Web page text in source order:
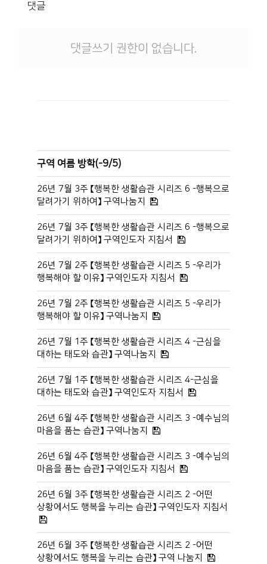
댓글
댓글쓰기 권한이 없습니다.
구역 여름 방학(-9/5)
26년 7월 3주 【행복한 생활습관 시리즈 6 -행복으로
달려가기 위하여】 구역나눔지
26년 7월 3주 【행복한 생활습관 시리즈 6 -행복으로
달려가기 위하여】 구역인도자 지침서
26년 7월 2주 【행복한 생활습관 시리즈 5 -우리가
행복해야 할 이유】 구역인도자 지침서
26년 7월 2주 【행복한 생활습관 시리즈 5 -우리가
행복해야 할 이유】 구역나눔지
26년 7월 1주 【행복한 생활습관 시리즈 4 -근심을
대하는 태도와 습관】 구역나눔지
26년 7월 1주 【행복한 생활습관 시리즈 4-근심을
대하는 태도와 습관】 구역인도자 지침서
26년 6월 4주 【행복한 생활습관 시리즈 3 -예수님의
마음을 품는 습관】 구역나눔지
26년 6월 4주 【행복한 생활습관 시리즈 3 -예수님의
마음을 품는 습관】 구역인도자 지침서
26년 6월 3주 【행복한 생활습관 시리즈 2 -어떤
상황에서도 행복을 누리는 습관】 구역인도자 지침서
26년 6월 3주 【행복한 생활습관 시리즈 2 -어떤
상황에서도 행복을 누리는 습관】 구역 나눔지